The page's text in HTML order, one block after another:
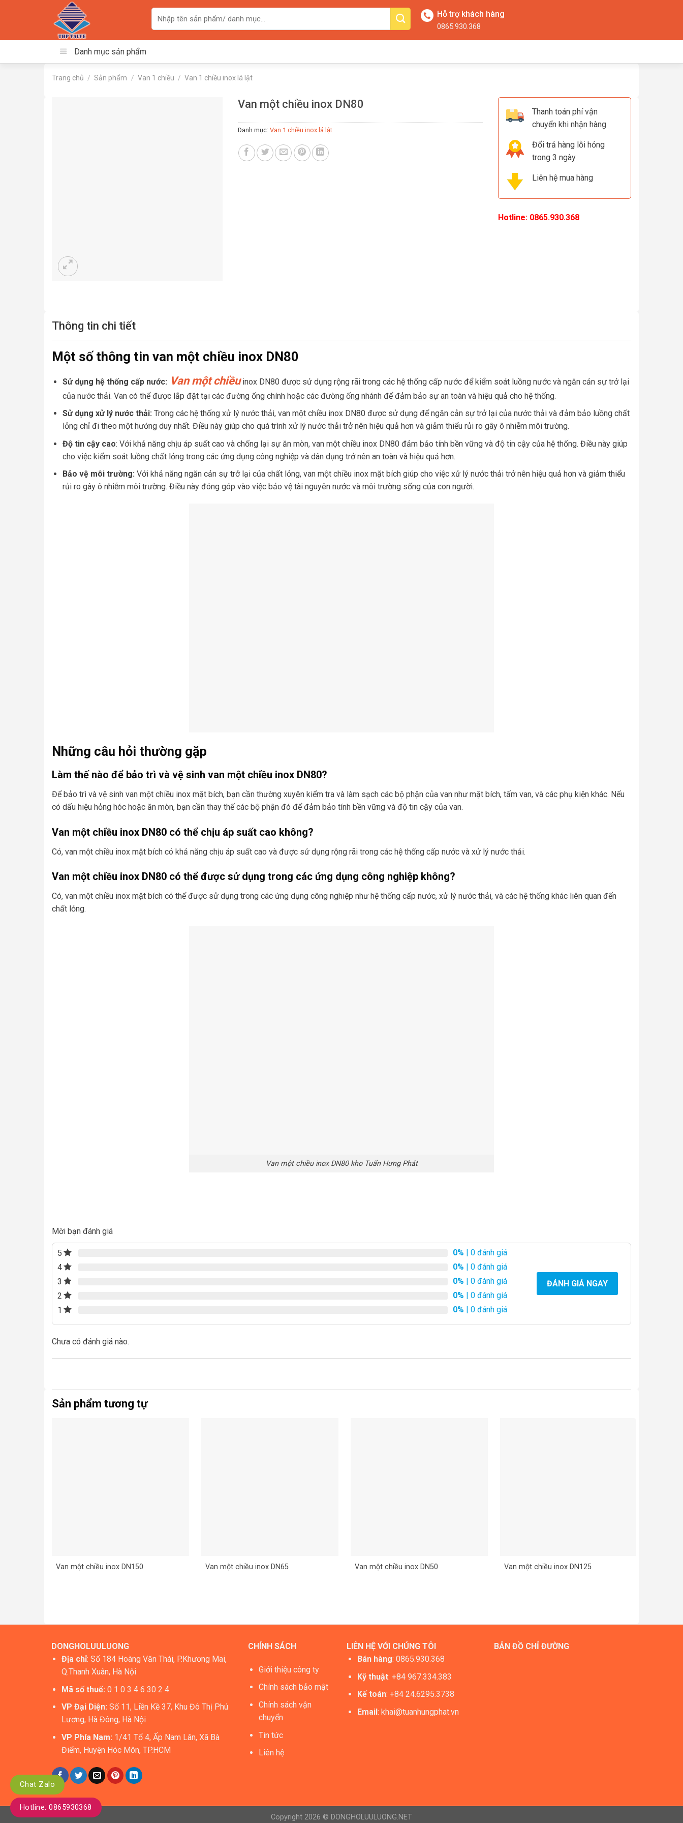
kiếm:
Hỗ trợ khách hàng
0865.930.368
Danh mục sản phẩm
Trang chủ / Sản phẩm / Van 1 chiều / Van 1 chiều inox lá lật
Van một chiều inox DN80
Danh mục: Van 1 chiều inox lá lật
Thanh toán phí vận
chuyển khi nhận hàng
Đổi trả hàng lỗi hỏng
trong 3 ngày
Liên hệ mua hàng
Hotline: 0865.930.368
Thông tin chi tiết
Một số thông tin van một chiều inox DN80
Sử dụng hệ thống cấp nước: Van một chiềuinox DN80 được sử dụng rộng rãi trong các hệ thống cấp nước để kiểm soát luồng nước và ngăn cản sự trở lại
của nước thải. Van có thể được lắp đặt tại các đường ống chính hoặc các đường ống nhánh để đảm bảo sự an toàn và hiệu quả cho hệ thống.
Sử dụng xử lý nước thải: Trong các hệ thống xử lý nước thải, van một chiều inox DN80 được sử dụng để ngăn cản sự trở lại của nước thải và đảm bảo luồng chất
lỏng chỉ đi theo một hướng duy nhất. Điều này giúp cho quá trình xử lý nước thải trở nên hiệu quả hơn và giảm thiểu rủi ro gây ô nhiễm môi trường.
Độ tin cậy cao: Với khả năng chịu áp suất cao và chống lại sự ăn mòn, van một chiều inox DN80 đảm bảo tính bền vững và độ tin cậy của hệ thống. Điều này giúp
cho việc kiểm soát luồng chất lỏng trong các ứng dụng công nghiệp và dân dụng trở nên an toàn và hiệu quả hơn.
Bảo vệ môi trường: Với khả năng ngăn cản sự trở lại của chất lỏng, van một chiều inox mặt bích giúp cho việc xử lý nước thải trở nên hiệu quả hơn và giảm thiểu
rủi ro gây ô nhiễm môi trường. Điều này đóng góp vào việc bảo vệ tài nguyên nước và môi trường sống của con người.
Những câu hỏi thường gặp
Làm thế nào để bảo trì và vệ sinh van một chiều inox DN80?
Để bảo trì và vệ sinh van một chiều inox mặt bích, bạn cần thường xuyên kiểm tra và làm sạch các bộ phận của van như mặt bích, tấm van, và các phụ kiện khác. Nếu
có dấu hiệu hỏng hóc hoặc ăn mòn, bạn cần thay thế các bộ phận đó để đảm bảo tính bền vững và độ tin cậy của van.
Van một chiều inox DN80 có thể chịu áp suất cao không?
Có, van một chiều inox mặt bích có khả năng chịu áp suất cao và được sử dụng rộng rãi trong các hệ thống cấp nước và xử lý nước thải.
Van một chiều inox DN80 có thể được sử dụng trong các ứng dụng công nghiệp không?
Có, van một chiều inox mặt bích có thể được sử dụng trong các ứng dụng công nghiệp như hệ thống cấp nước, xử lý nước thải, và các hệ thống khác liên quan đến
chất lỏng.
Van một chiều inox DN80 kho Tuấn Hưng Phát
Mời bạn đánh giá
5 0% | 0 đánh giá
4
0% | 0 đánh giá
3
0% | 0 đánh giá
2
0% | 0 đánh giá
1
0% | 0 đánh giá
ĐÁNH GIÁ NGAY
Chưa có đánh giá nào.
Sản phẩm tương tự
Van một chiều inox DN150 Van một chiều inox DN65 Van một chiều inox DN50 Van một chiều inox DN125
DONGHOLUULUONG
Địa chỉ: Số 184 Hoàng Văn Thái, P.Khương Mai,
Q.Thanh Xuân, Hà Nội
Mã số thuế: 0 1 0 3 4 6 30 2 4
VP Đại Diện: Số 11, Liền Kề 37, Khu Đô Thị Phú
Lương, Hà Đông, Hà Nội
VP Phía Nam: 1/41 Tổ 4, Ấp Nam Lân, Xã Bà
Điểm, Huyện Hóc Môn, TP.HCM
CHÍNH SÁCH
Giới thiệu công ty
Chính sách bảo mật
Chính sách vận
chuyển
Tin tức
Liên hệ
LIÊN HỆ VỚI CHÚNG TÔI
Bán hàng: 0865.930.368
Kỹ thuật: +84 967.334.383
Kế toán: +84 24.6295.3738
Email: khai@tuanhungphat.vn
BẢN ĐỒ CHỈ ĐƯỜNG
Copyright 2026 © DONGHOLUULUONG.NET
Chat Zalo
Hotline: 0865930368